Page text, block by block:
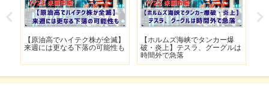
【原油高でハイテク株が全滅】
来週には更なる下落の可能性も
【ホルムズ海峡でタンカー爆
破・炎上】テスラ、グーグルは
時間外で急落